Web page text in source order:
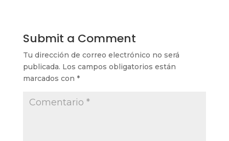
Submit a Comment
Tu dirección de correo electrónico no será
publicada. Los campos obligatorios están
marcados con *